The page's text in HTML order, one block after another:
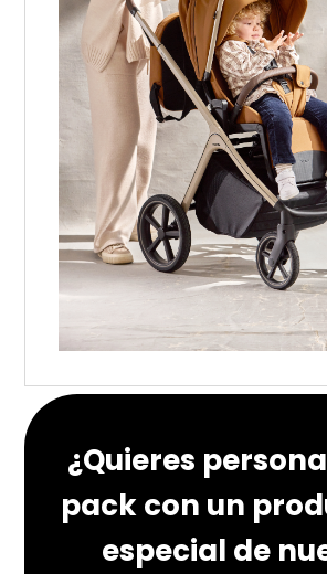
¿Quieres
pack con un
especial de